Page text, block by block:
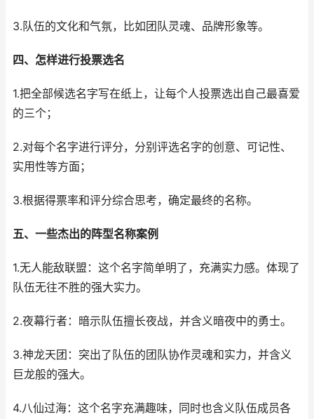
3.队伍的文化和气氛，比如团队灵魂、品牌形象等。
四、怎样进行投票选名
1.把全部候选名字写在纸上，让每个人投票选出自己最喜爱
的三个；
2.对每个名字进行评分，分别评选名字的创意、可记性、
实用性等方面；
3.根据得票率和评分综合思考，确定最终的名称。
五、一些杰出的阵型名称案例
1.无人能敌联盟：这个名字简单明了，充满实力感。体现了
队伍无往不胜的强大实力。
2.夜幕行者：暗示队伍擅长夜战，并含义暗夜中的勇士。
3.神龙天团：突出了队伍的团队协作灵魂和实力，并含义
巨龙般的强大。
4.八仙过海：这个名字充满趣味，同时也含义队伍成员各